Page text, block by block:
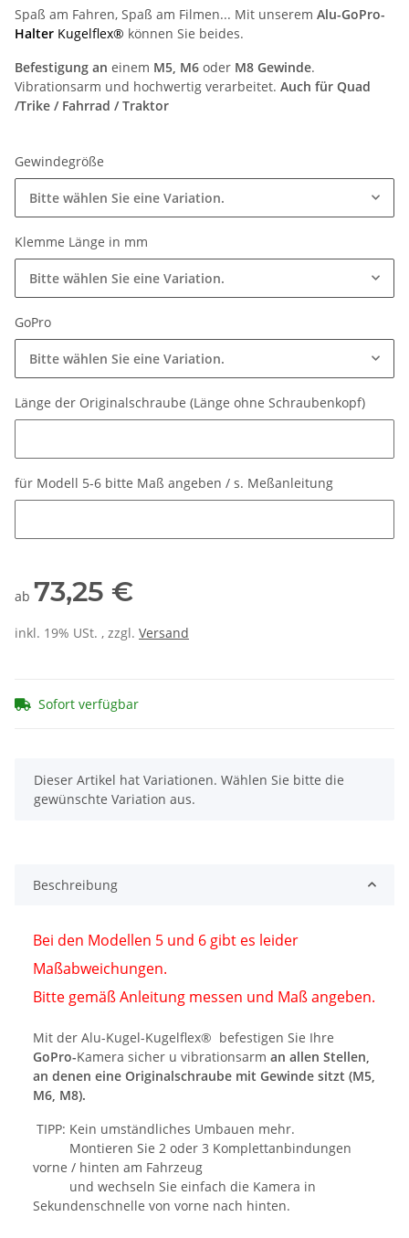
Spaß am Fahren, Spaß am Filmen... Mit unserem Alu-GoPro-
Halter Kugelflex® können Sie beides.
Befestigung an einem M5, M6 oder M8 Gewinde.
Vibrationsarm und hochwertig verarbeitet. Auch für Quad
/Trike / Fahrrad / Traktor
Gewindegröße
Bitte wählen Sie eine Variation.
Klemme Länge in mm
Bitte wählen Sie eine Variation.
GoPro
Bitte wählen Sie eine Variation.
Länge der Originalschraube (Länge ohne Schraubenkopf)
für Modell 5-6 bitte Maß angeben / s. Meßanleitung
ab 73,25 €
inkl. 19% USt. , zzgl. Versand
Sofort verfügbar
x
Dieser Artikel hat Variationen. Wählen Sie bitte die
gewünschte Variation aus.
Beschreibung
Bei den Modellen 5 und 6 gibt es leider
Maßabweichungen.
Bitte gemäß Anleitung messen und Maß angeben.
Mit der Alu-Kugel-Kugelflex® befestigen Sie Ihre
GoPro-Kamera sicher u vibrationsarm an allen Stellen,
an denen eine Originalschraube mit Gewinde sitzt (M5,
M6, M8).
TIPP: Kein umständliches Umbauen mehr.
Montieren Sie 2 oder 3 Komplettanbindungen
vorne / hinten am Fahrzeug
und wechseln Sie einfach die Kamera in
Sekundenschnelle von vorne nach hinten.